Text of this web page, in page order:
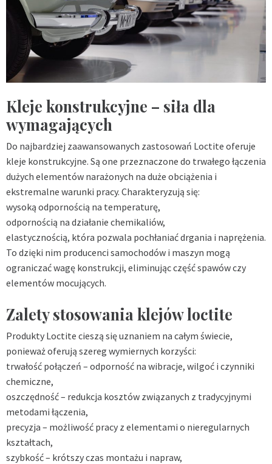
Kleje konstrukcyjne – siła dla
wymagających
Do najbardziej zaawansowanych zastosowań Loctite oferuje
kleje konstrukcyjne. Są one przeznaczone do trwałego łączenia
dużych elementów narażonych na duże obciążenia i
ekstremalne warunki pracy. Charakteryzują się:
wysoką odpornością na temperaturę,
odpornością na działanie chemikaliów,
elastycznością, która pozwala pochłaniać drgania i naprężenia.
To dzięki nim producenci samochodów i maszyn mogą
ograniczać wagę konstrukcji, eliminując część spawów czy
elementów mocujących.
Zalety stosowania klejów loctite
Produkty Loctite cieszą się uznaniem na całym świecie,
ponieważ oferują szereg wymiernych korzyści:
trwałość połączeń – odporność na wibracje, wilgoć i czynniki
chemiczne,
oszczędność – redukcja kosztów związanych z tradycyjnymi
metodami łączenia,
precyzja – możliwość pracy z elementami o nieregularnych
kształtach,
szybkość – krótszy czas montażu i napraw,